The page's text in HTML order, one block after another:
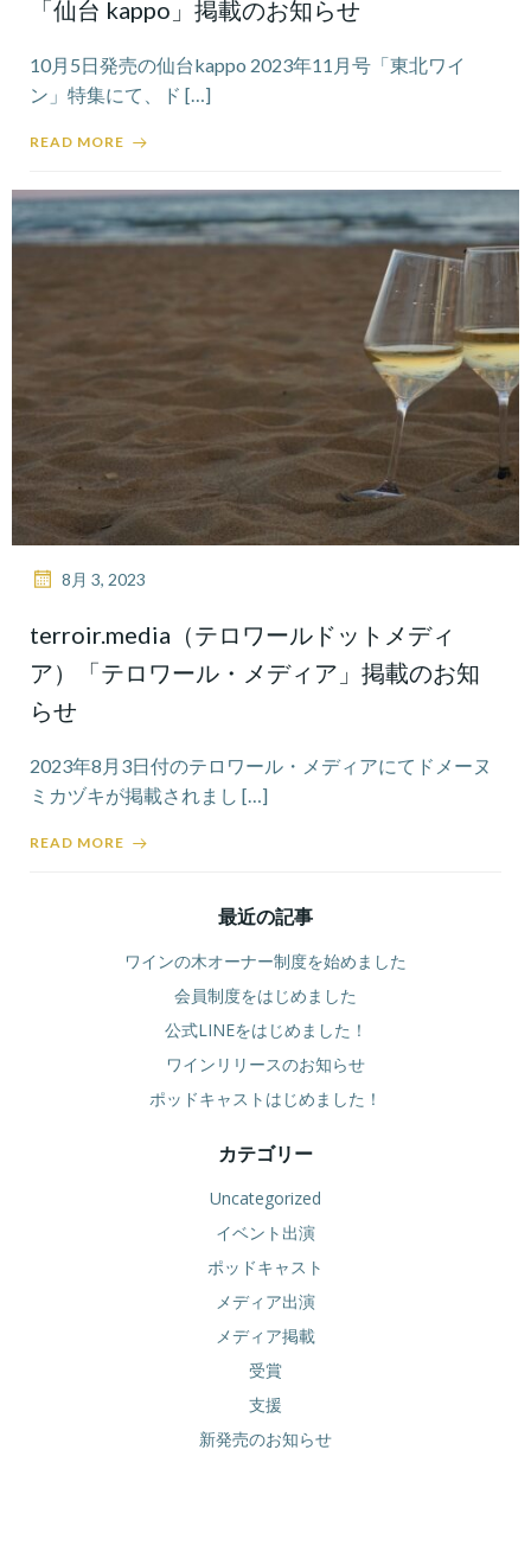
「仙台 kappo」掲載のお知らせ
10月5日発売の仙台kappo 2023年11月号「東北ワイ
ン」特集にて、ド […]
READ MORE
8月 3, 2023
terroir.media（テロワールドットメディ
ア）「テロワール・メディア」掲載のお知
らせ
2023年8月3日付のテロワール・メディアにてドメーヌ
ミカヅキが掲載されまし […]
READ MORE
最近の記事
ワインの木オーナー制度を始めました
会員制度をはじめました
公式LINEをはじめました！
ワインリリースのお知らせ
ポッドキャストはじめました！
カテゴリー
Uncategorized
イベント出演
ポッドキャスト
メディア出演
メディア掲載
受賞
支援
新発売のお知らせ